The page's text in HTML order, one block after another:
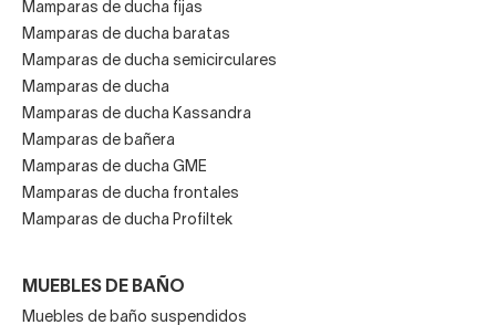
Mamparas de ducha fijas
Mamparas de ducha baratas
Mamparas de ducha semicirculares
Mamparas de ducha
Mamparas de ducha Kassandra
Mamparas de bañera
Mamparas de ducha GME
Mamparas de ducha frontales
Mamparas de ducha Profiltek
MUEBLES DE BAÑO
Muebles de baño suspendidos